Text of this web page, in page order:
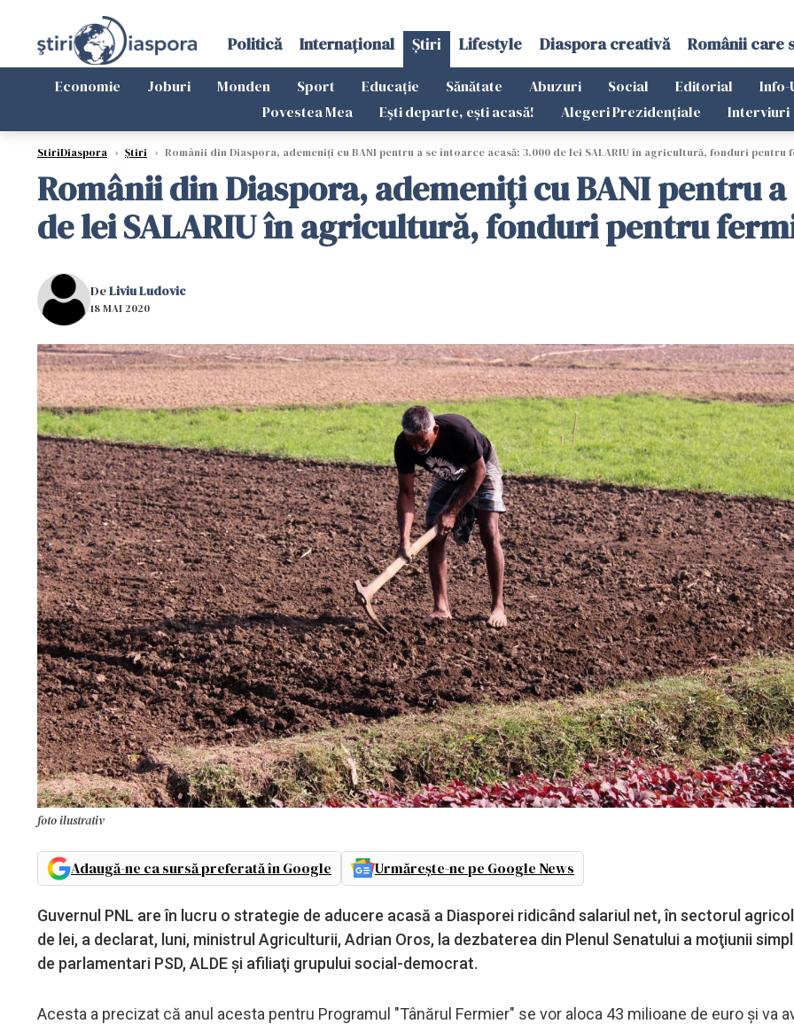
Politică Internațional Știri Lifestyle Diaspora creativă Românii care
Economie Joburi Monden Sport Educație Sănătate Abuzuri Social Editorial Info-
Povestea Mea
Ești departe, ești acasă! Alegeri Prezidențiale Interviuri
StiriDiaspora › Știri › Românii din Diaspora, ademeniți cu BANI pentru a se întoarce acasă: 3.000 de lei SALARIU în agricultură, fonduri pentru
Românii din Diaspora, ademeniți cu BANI pentru
de lei SALARIU în agricultură, fonduri pentru
DeLiviu Ludovic
18 MAI 2020
foto ilustrativ
Adaugă-ne ca sursă preferată în Google Urmărește-ne pe Google News
Guvernul PNL are în lucru o strategie de aducere acasă a Diasporei ridicând salariul net, în sectorul
de lei, a declarat, luni, ministrul Agriculturii, Adrian Oros, la dezbaterea din Plenul Senatului a moţiunii
de parlamentari PSD, ALDE şi afiliaţi grupului social-democrat.
Acesta a precizat că anul acesta pentru Programul "Tânărul Fermier" se vor aloca 43 milioane de euro şi va